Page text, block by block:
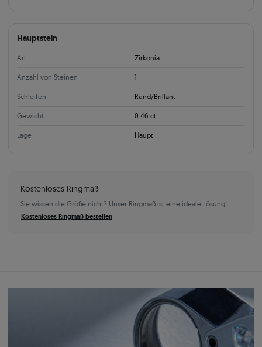
Hauptstein
Art Zirkonia
Anzahl von Steinen 1
Schleifen Rund/Brillant
Gewicht 0.46 ct
Lage Haupt
Kostenloses Ringmaß
Sie wissen die Größe nicht? Unser Ringmaß ist eine ideale Lösung!
Kostenloses Ringmaß bestellen